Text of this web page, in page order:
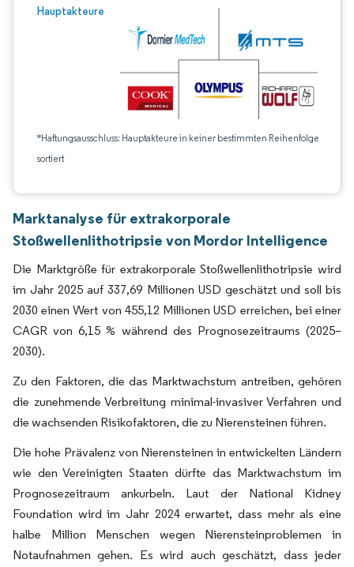
Hauptakteure
*Haftungsausschluss: Hauptakteure in keiner bestimmten Reihenfolge
sortiert
Marktanalyse für extrakorporale
Stoßwellenlithotripsie von Mordor Intelligence
Die Marktgröße für extrakorporale Stoßwellenlithotripsie wird
im Jahr 2025 auf 337,69 Millionen USD geschätzt und soll bis
2030 einen Wert von 455,12 Millionen USD erreichen, bei einer
CAGR von 6,15 % während des Prognosezeitraums (2025–
2030).
Zu den Faktoren, die das Marktwachstum antreiben, gehören
die zunehmende Verbreitung minimal-invasiver Verfahren und
die wachsenden Risikofaktoren, die zu Nierensteinen führen.
Die hohe Prävalenz von Nierensteinen in entwickelten Ländern
wie den Vereinigten Staaten dürfte das Marktwachstum im
Prognosezeitraum ankurbeln. Laut der National Kidney
Foundation wird im Jahr 2024 erwartet, dass mehr als eine
halbe Million Menschen wegen Nierensteinproblemen in
Notaufnahmen gehen. Es wird auch geschätzt, dass jeder